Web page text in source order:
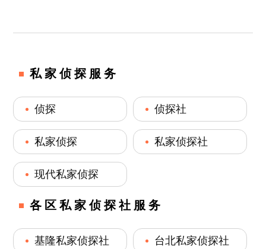
私家侦探服务
侦探 侦探社
私家侦探 私家侦探社
现代私家侦探
各区私家侦探社服务
基隆私家侦探社 台北私家侦探社